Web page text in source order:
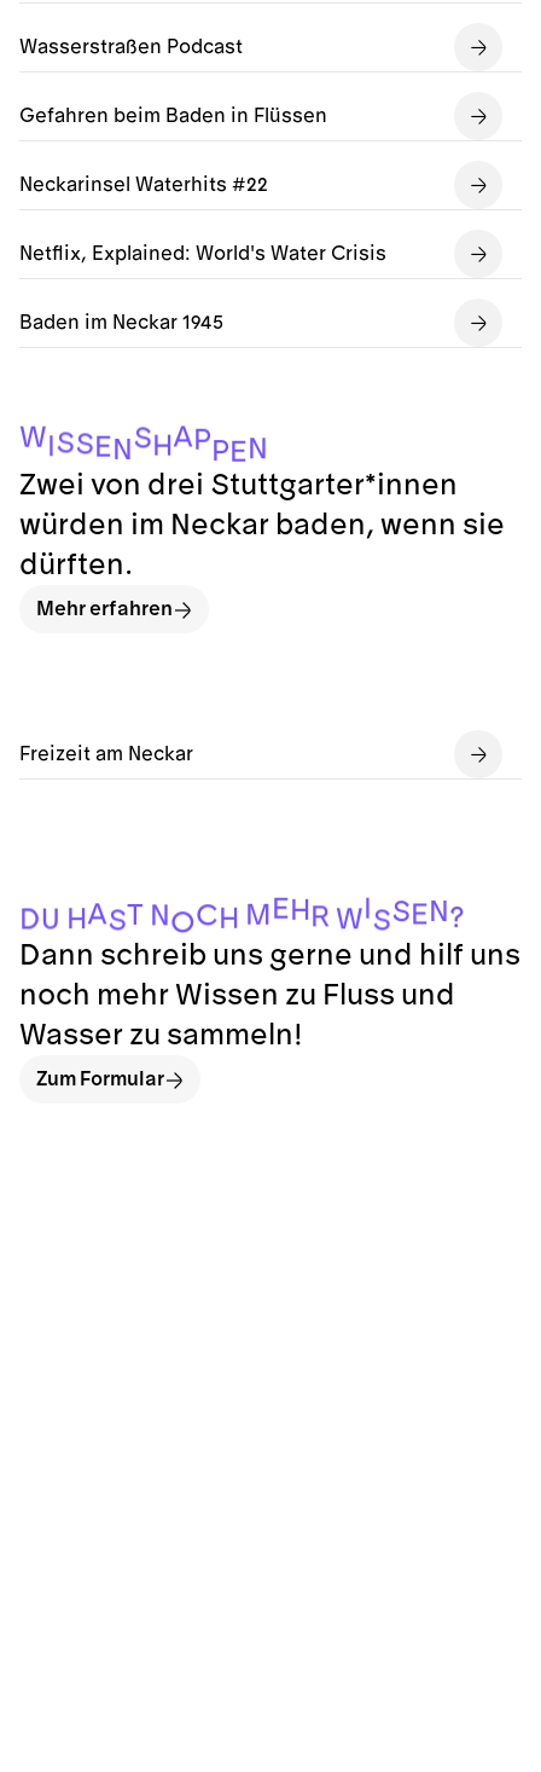
Wasserstraßen Podcast
Gefahren beim Baden in Flüssen
Neckarinsel Waterhits #22
Netflix, Explained: World's Water Crisis
Baden im Neckar 1945
Freizeit am Neckar
WISS E N S H AP PEN
Zwei von drei Stuttgarter*innen
würden im Neckar baden, wenn sie
dürften.
Mehr erfahren
DU HAST N OC H M E H R WISS E N ?
Dann schreib uns gerne und hilf uns
noch mehr Wissen zu Fluss und
Wasser zu sammeln!
Zum Formular